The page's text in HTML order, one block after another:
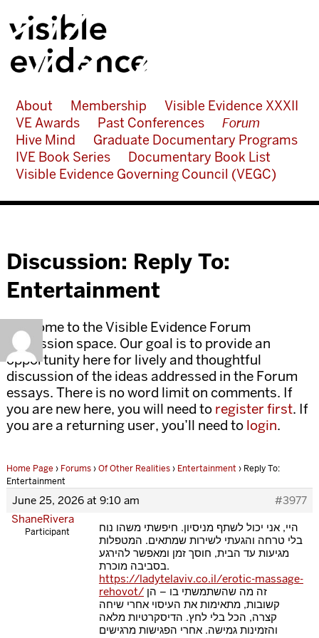
About Membership
Visible Evidence XXXII
VE Awards
Past Conferences
Forum
Hive Mind
Graduate Documentary Programs
IVE Book Series
Documentary Book List
Visible Evidence Governing Council (VEGC)
Discussion: Reply To:
Entertainment
Welcome to the Visible Evidence Forum
discussion space. Our goal is to provide an
opportunity here for lively and thoughtful
discussion of the ideas addressed in the Forum
essays. There is no word limit on comments. If
you are new here, you will need to register first. If
you are a returning user, you’ll need to login.
Home Page › Forums›Of Other Realities› Entertainment › Reply To:
Entertainment
June 25, 2026 at 9:10 am
#3977
ShaneRivera
Participant
היי, אני יכול לשתף מניסיון. חיפשתי משהו נוח
בלי טרחה והגעתי לשירות שמתאים. המטפלות
מגיעות עד הבית, חוסך זמן ומאפשר להירגע
בסביבה מוכרת.
https://ladytelaviv.co.il/erotic-massage-
rehovot/זה מה שהשתמשתי בו – הן
קשובות, מתאימות את העיסוי אחרי שיחה
קצרה, הכל בלי לחץ. הדיסקרטיות מלאה
והזמינות גמישה. אחרי הפגישות מרגישים